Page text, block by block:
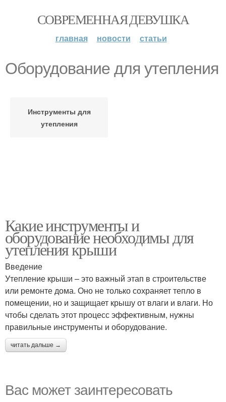
СОВРЕМЕННАЯ ДЕВУШКА
главная новости статьи
Оборудование для утепления
Инструменты для
утепления
Какие инструменты и
оборудование необходимы для
утепления крыши
Введение
Утепление крыши – это важный этап в строительстве
или ремонте дома. Оно не только сохраняет тепло в
помещении, но и защищает крышу от влаги и влаги. Но
чтобы сделать этот процесс эффективным, нужны
правильные инструменты и оборудование.
читать дальше →
Вас может заинтересовать